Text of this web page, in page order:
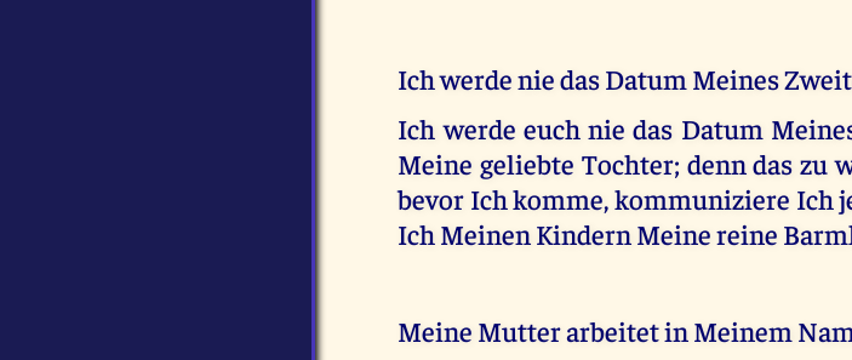
Ich werde nie das Datum Meines
Ich werde euch nie das Datum
Meine geliebte Tochter; denn das zu
bevor Ich komme, kommuniziere Ich
Ich Meinen Kindern Meine reine
Meine Mutter arbeitet in Meinem